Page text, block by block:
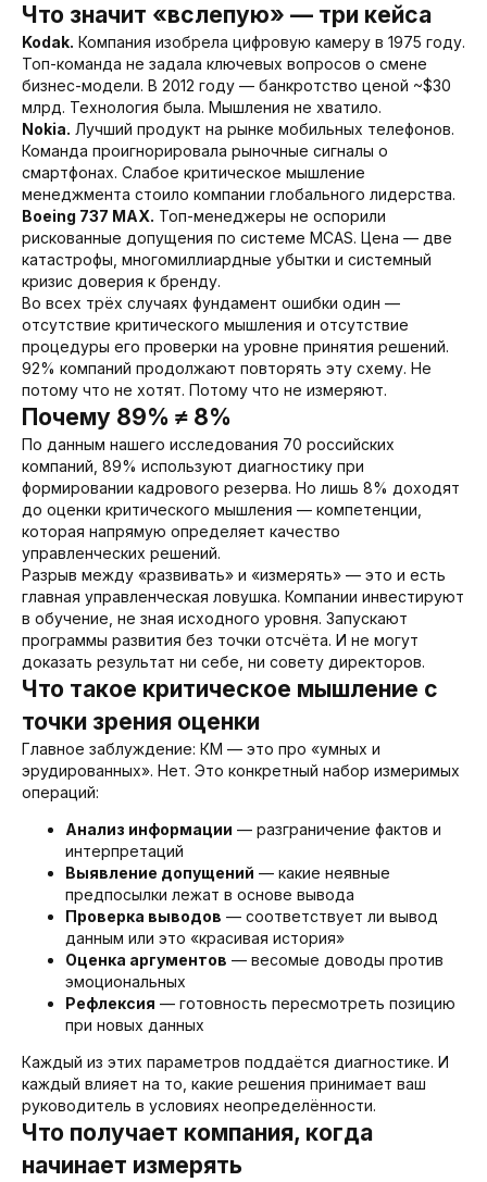
Что значит «вслепую» — три кейса
Kodak. Компания изобрела цифровую камеру в 1975 году.
Топ-команда не задала ключевых вопросов о смене
бизнес-модели. В 2012 году — банкротство ценой ~$30
млрд. Технология была. Мышления не хватило.
Nokia. Лучший продукт на рынке мобильных телефонов.
Команда проигнорировала рыночные сигналы о
смартфонах. Слабое критическое мышление
менеджмента стоило компании глобального лидерства.
Boeing 737 MAX. Топ-менеджеры не оспорили
рискованные допущения по системе MCAS. Цена — две
катастрофы, многомиллиардные убытки и системный
кризис доверия к бренду.
Во всех трёх случаях фундамент ошибки один —
отсутствие критического мышления и отсутствие
процедуры его проверки на уровне принятия решений.
92% компаний продолжают повторять эту схему. Не
потому что не хотят. Потому что не измеряют.
Почему 89% ≠ 8%
По данным нашего исследования 70 российских
компаний, 89% используют диагностику при
формировании кадрового резерва. Но лишь 8% доходят
до оценки критического мышления — компетенции,
которая напрямую определяет качество
управленческих решений.
Разрыв между «развивать» и «измерять» — это и есть
главная управленческая ловушка. Компании инвестируют
в обучение, не зная исходного уровня. Запускают
программы развития без точки отсчёта. И не могут
доказать результат ни себе, ни совету директоров.
Что такое критическое мышление с
точки зрения оценки
Главное заблуждение: КМ — это про «умных и
эрудированных». Нет. Это конкретный набор измеримых
операций:
Анализ информации — разграничение фактов и
интерпретаций
Выявление допущений — какие неявные
предпосылки лежат в основе вывода
Проверка выводов — соответствует ли вывод
данным или это «красивая история»
Оценка аргументов — весомые доводы против
эмоциональных
Рефлексия — готовность пересмотреть позицию
при новых данных
Каждый из этих параметров поддаётся диагностике. И
каждый влияет на то, какие решения принимает ваш
руководитель в условиях неопределённости.
Что получает компания, когда
начинает измерять
Заполните форму и мы свяжемся с
Вами в ближайшее время
Оцените компетенции
сотрудников